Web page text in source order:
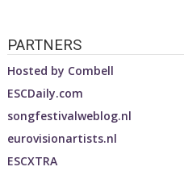
PARTNERS
Hosted by Combell
ESCDaily.com
songfestivalweblog.nl
eurovisionartists.nl
ESCXTRA